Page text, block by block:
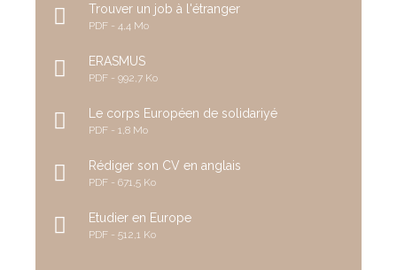
Trouver un job à l'étranger
PDF 4,4 Mo
ERASMUS
PDF 992,7 Ko
Le corps Européen de solidariyé
PDF 1,8 Mo
Rédiger son CV en anglais
PDF 671,5 Ko
Etudier en Europe
PDF 512,1 Ko